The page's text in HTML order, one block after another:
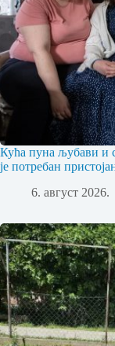
Кућа пуна љубави и
је потребан
6. август 2026.